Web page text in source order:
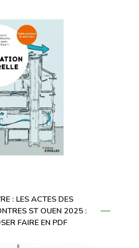
: LES ACTES DES
ST OUEN 2025 :
FAIRE EN PDF